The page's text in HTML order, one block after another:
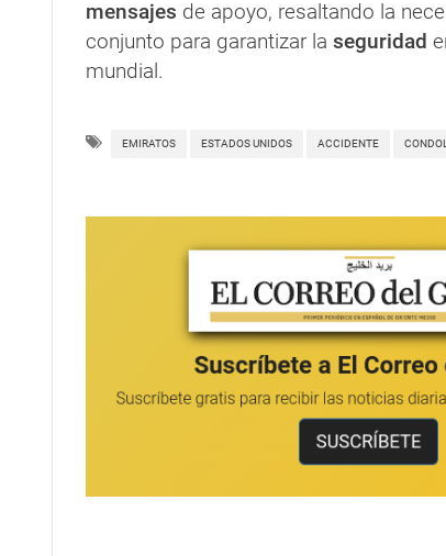
mensajes de apoyo, resaltando la
conjunto para garantizar la seguridad
mundial.
EMIRATOS ESTADOS UNIDOS ACCIDENTE